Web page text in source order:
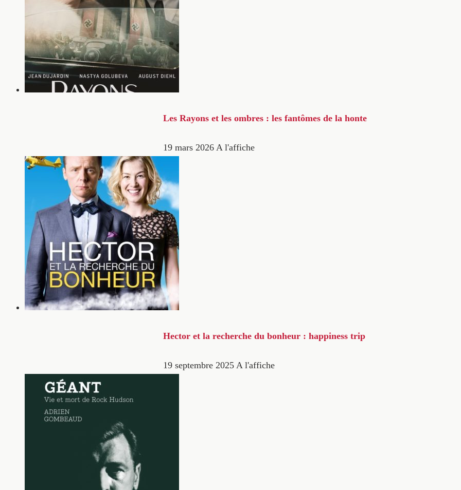
Les Rayons et les ombres : les fantômes de la honte
19 mars 2026 A l'affiche
Hector et la recherche du bonheur : happiness trip
19 septembre 2025 A l'affiche